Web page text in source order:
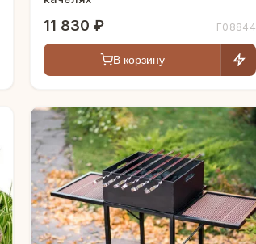
11 830 ₽ F08844
В корзину